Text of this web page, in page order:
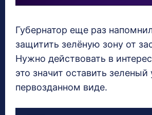
Губернатор еще раз
защитить зелёную зону от
Нужно действовать в
это значит оставить зеленый
первозданном виде.